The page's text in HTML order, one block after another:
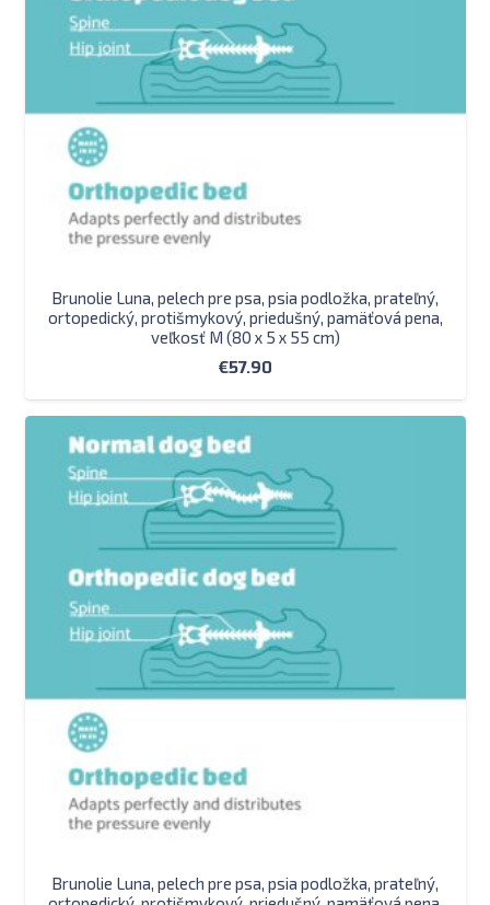
Brunolie Luna, pelech pre psa, psia podložka, prateľný,
ortopedický, protišmykový, priedušný, pamäťová pena,
veľkosť M (80 x 5 x 55 cm)
€57.90
Brunolie Luna, pelech pre psa, psia podložka, prateľný,